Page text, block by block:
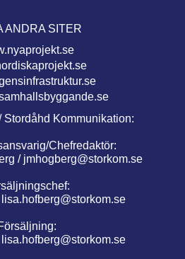
ANDRA SITER
Stordåhd Kommunikation:
Chefredaktör:
/ jmhogberg@storkom.se
lisa.hofberg@storkom.se
lisa.hofberg@storkom.se